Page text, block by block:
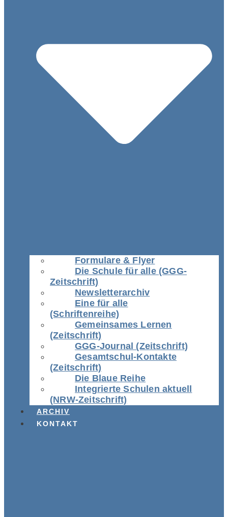
Formulare & Flyer
Die Schule für alle (GGG-
Zeitschrift)
Newsletterarchiv
Eine für alle
(Schriftenreihe)
Gemeinsames Lernen
(Zeitschrift)
GGG-Journal (Zeitschrift)
Gesamtschul-Kontakte
(Zeitschrift)
Die Blaue Reihe
Integrierte Schulen aktuell
(NRW-Zeitschrift)
ARCHIV
KONTAKT